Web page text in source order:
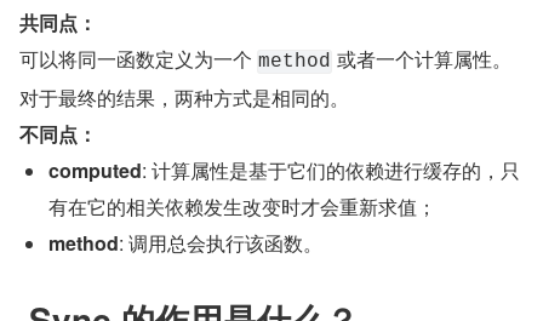
共同点：
可以将同一函数定义为一个 method 或者一个计算属性。
对于最终的结果，两种方式是相同的。
不同点：
computed: 计算属性是基于它们的依赖进行缓存的，只
有在它的相关依赖发生改变时才会重新求值；
method: 调用总会执行该函数。